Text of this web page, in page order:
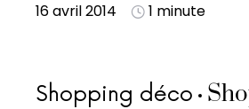
16 avril 2014 1 minute
Shopping déco